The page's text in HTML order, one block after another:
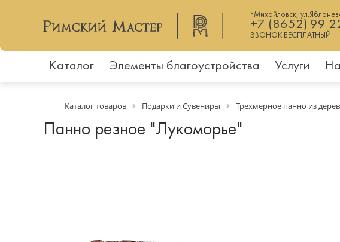
г.Михайловск,
+7 (8652) 99
ЗВОНОК БЕСПЛАТНЫЙ
Каталог Элементы благоустройства Услуги
Каталог товаров Подарки и Сувениры Трехмерное панно из
Панно резное "Лукоморье"